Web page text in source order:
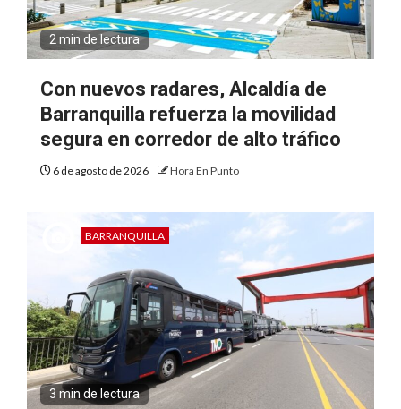
2 min de lectura
Con nuevos radares, Alcaldía de
Barranquilla refuerza la movilidad
segura en corredor de alto tráfico
6 de agosto de 2026 Hora En Punto
BARRANQUILLA
3 min de lectura